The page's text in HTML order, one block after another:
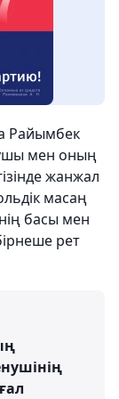
Райымбек
мен оның
жанжал
масаң
басы мен
рет